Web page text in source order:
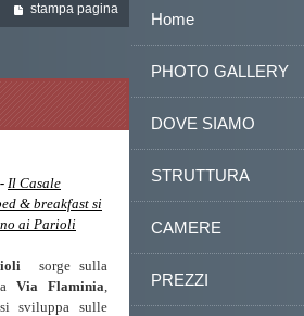
stampa pagina
QUARTIERE PARIOLI
Il Casale
& breakfast si
ai Parioli
sorge sulla
Via Flaminia,
sviluppa sulle
Home
PHOTO GALLERY
DOVE SIAMO
STRUTTURA
CAMERE
PREZZI